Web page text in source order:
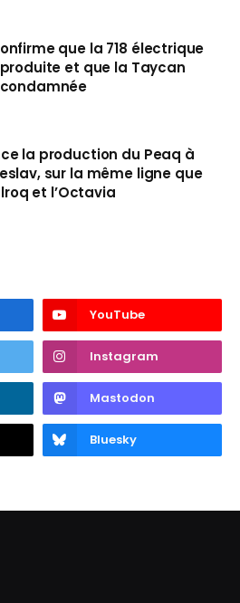
que la 718 électrique
et que la Taycan
la production du Peaq à
sur la même ligne que
et l’Octavia
YouTube
Instagram
Mastodon
Bluesky